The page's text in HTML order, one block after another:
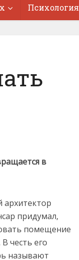
Психология
в
архитектор
придумал,
помещение
честь его
называют